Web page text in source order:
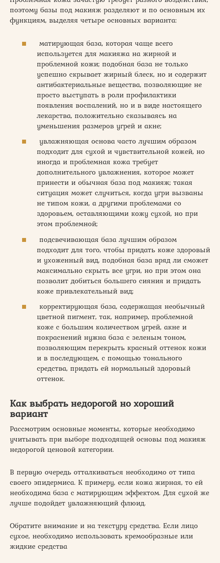
поэтому базы под макияж разделяют и по основным их
функциям, выделяя четыре основных варианта:
матирующая база, которая чаще всего
используется для макияжа на жирной и
проблемной кожи; подобная база не только
успешно скрывает жирный блеск, но и содержит
антибактериальные вещества, позволяющие не
просто выступать в роли профилактики
появления воспалений, но и в виде настоящего
лекарства, положительно сказываясь на
уменьшения размеров угрей и акне;
увлажняющая основа часто лучшим образом
подходит для сухой и чувствительной кожей, но
иногда и проблемная кожа требует
дополнительного увлажнения, которое может
принести и обычная база под макияж; такая
ситуация может случиться, когда угри вызваны
не типом кожи, а другими проблемами со
здоровьем, оставляющими кожу сухой, но при
этом проблемной;
подсвечивающая база лучшим образом
подходит для того, чтобы придать коже здоровый
и ухоженный вид, подобная база вряд ли сможет
максимально скрыть все угри, но при этом она
позволит добиться большего сияния и придать
коже привлекательный вид;
корректирующая база, содержащая необычный
цветной пигмент, так, например, проблемной
коже с большим количеством угрей, акне и
покраснений нужна база с зеленым тоном,
позволяющим перекрыть красный оттенок кожи
и в последующем, с помощью тонального
средства, придать ей нормальный здоровый
оттенок.
Как выбрать недорогой но хороший
вариант
Рассмотрим основные моменты, которые необходимо
учитывать при выборе подходящей основы под макияж
недорогой ценовой категории.
В первую очередь отталкиваться необходимо от типа
своего эпидермиса. К примеру, если кожа жирная, то ей
необходима база с матирующим эффектом. Для сухой же
лучше подойдет увлажняющий флюид.
Обратите внимание и на текстуру средства. Если лицо
сухое, необходимо использовать кремообразные или
жидкие средства